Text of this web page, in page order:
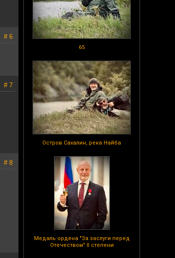
65
Остров Сахалин, река Найба
Медаль ордена "За заслуги перед
Отечеством" II степени
# 6
# 7
# 8